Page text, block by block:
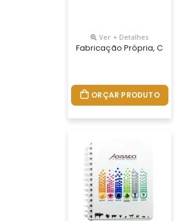
Ver + Detalhes
Fabricação Própria,
ORÇAR PRODUTO